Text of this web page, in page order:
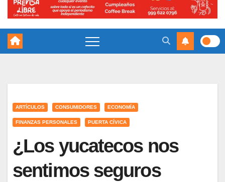
ARTÍCULOS CONSUMIDORES ECONOMÍA
FINANZAS PERSONALES PUERTA CÍVICA
¿Los yucatecos nos
sentimos seguros